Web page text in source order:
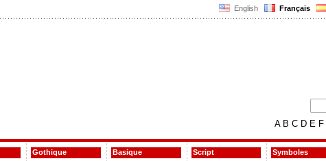
English Français
AB C D E F
Gothique
Basique
Script
Symboles